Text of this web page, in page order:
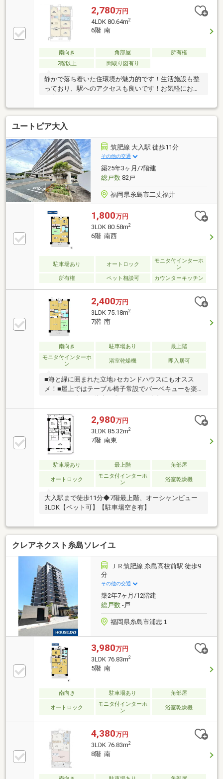
2,780万円
4LDK 80.64m2
6階 南
南向き 角部屋
所有権
2階以上
間取り図有り
静かで落ち着いた住環境が魅力的です！生活施設も整
っており、駅へのアクセスも良いです！お気軽にお問
ユートピア大入
筑肥線 大入駅 徒歩11分
その他の交通
築25年3ヶ月/7階建
総戸数82戸
福岡県糸島市二丈福井
1,800万円
3LDK 80.58m2
6階 南西
駐車場あり オートロック
モニタ付インターホ
ン
所有権
ペット相談可 カウンターキッチン
2,400万円
3LDK 75.18m2
7階 南
南向き 駐車場あり
最上階
モニタ付インターホ
ン
浴室乾燥機 即入居可
■海と緑に囲まれた立地♪セカンドハウスにもオスス
メ！■屋上ではテーブル椅子常設でバーベキューを楽
めます●ＪＲ筑肥線「大入」駅 徒歩で【１１分】●天
神まで車で【３５分】博多まで車で【４０分】●スー
パー【 マルキョウ 深江店】車で【６分】●【福吉小学
校】 【福吉中学校】●管理費【５３００円】修繕費
【１４２５０円】●借入金額【２４００万円】金利
【０．９７５％】返済期間【３５年】※月々返済【６
７，４６９円】返済期間【５０年】※月々返済【５
０，５５４円】●住宅ローン●資金計画●税金関係●購入
の流れを全て分かりやすくご説明いた
2,980万円
3LDK 85.32m2
7階 南東
駐車場あり 最上階 角部屋
オートロック
モニタ付インターホ
ン
浴室乾燥機
大入駅まで徒歩11分◆7階最上階、オーシャンビュー
3LDK【ペット可】【駐車場空き有】
クレアネクスト糸島ソレイユ
ＪＲ筑肥線 糸島高校前駅 徒歩9
分
その他の交通
築2年7ヶ月/12階建
総戸数-戸
福岡県糸島市浦志１
3,980万円
3LDK 76.83m2
5階 南
南向き 駐車場あり 角部屋
オートロック
モニタ付インターホ
ン
浴室乾燥機
4,380万円
3LDK 76.83m2
8階 南